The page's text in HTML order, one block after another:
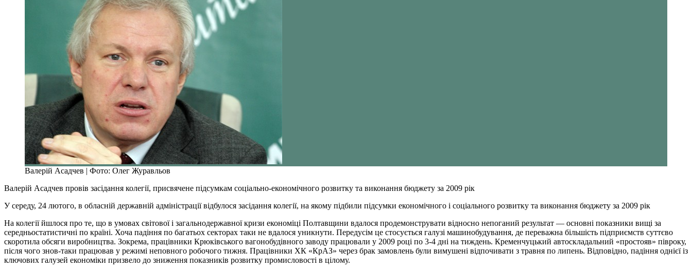
Валерій Асадчев | Фото: Олег Журавльов
Валерій Асадчев провів засідання колегії, присвячене підсумкам соціально-економічного розвитку та виконання бюджету за 2009 рік
У середу, 24 лютого, в обласній державній адміністрації відбулося засідання колегії, на якому підбили підсумки економічного і соціального розвитку та виконання бюджету за 2009 рік
На колегії йшлося про те, що в умовах світової і загальнодержавної кризи економіці Полтавщини вдалося продемонструвати відносно непоганий результат — основні показники вищі за
середньостатистичні по країні. Хоча падіння по багатьох секторах таки не вдалося уникнути. Передусім це стосується галузі машинобудування, де переважна більшість підприємств суттєво
скоротила обсяги виробництва. Зокрема, працівники Крюківського вагонобудівного заводу працювали у 2009 році по 3-4 дні на тиждень. Кременчуцький автоскладальний «простояв» півроку,
після чого знов-таки працював у режимі неповного робочого тижня. Працівники ХК «КрАЗ» через брак замовлень були вимушені відпочивати з травня по липень. Відповідно, падіння однієї із
ключових галузей економіки призвело до зниження показників розвитку промисловості в цілому.